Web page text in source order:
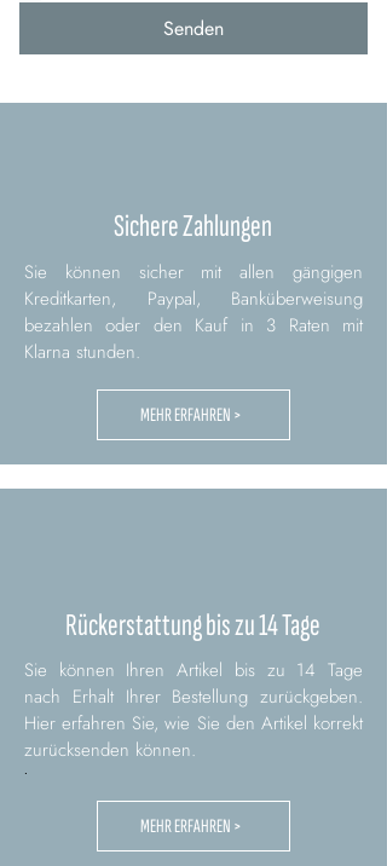
Senden
Sichere Zahlungen
Sie können sicher mit allen gängigen
Kreditkarten, Paypal, Banküberweisung
bezahlen oder den Kauf in 3 Raten mit
Klarna stunden.
MEHR ERFAHREN >
Rückerstattung bis zu 14 Tage
Sie können Ihren Artikel bis zu 14 Tage
nach Erhalt Ihrer Bestellung zurückgeben.
Hier erfahren Sie, wie Sie den Artikel korrekt
zurücksenden können.
MEHR ERFAHREN >